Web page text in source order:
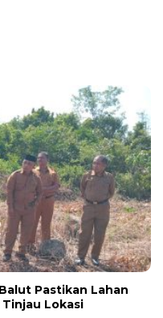
Pastikan Lahan
Lokasi